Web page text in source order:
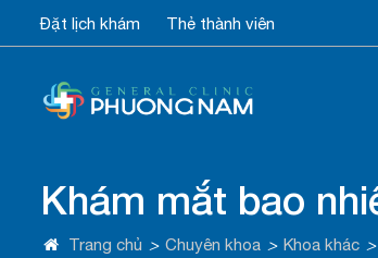
Đặt lịch khám Thẻ thành viên
Khám mắt bao
Trang chủ > Chuyên khoa > Khoa khác >